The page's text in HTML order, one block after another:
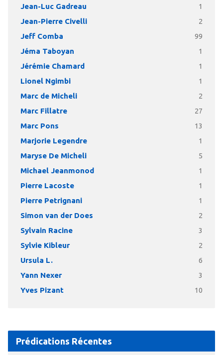
Jean-Luc Gadreau 1
Jean-Pierre Civelli 2
Jeff Comba 99
Jéma Taboyan 1
Jérémie Chamard 1
Lionel Ngimbi 1
Marc de Micheli 2
Marc Fillatre 27
Marc Pons 13
Marjorie Legendre 1
Maryse De Micheli 5
Michael Jeanmonod 1
Pierre Lacoste 1
Pierre Petrignani 1
Simon van der Does 2
Sylvain Racine 3
Sylvie Kibleur 2
Ursula L. 6
Yann Nexer 3
Yves Pizant 10
Prédications Récentes